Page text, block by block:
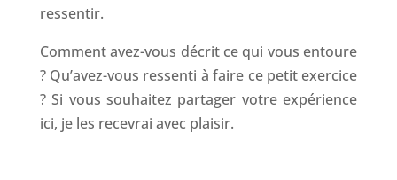
ressentir.
Comment avez-vous décrit ce qui vous entoure
? Qu’avez-vous ressenti à faire ce petit exercice
? Si vous souhaitez partager votre expérience
ici, je les recevrai avec plaisir.